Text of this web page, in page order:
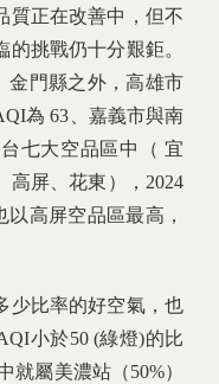
質正在改善中，但不
挑戰仍十分艱鉅。
金門縣之外，高雄市
為 63、嘉義市與南
七大空品區中（ 宜
高屏、花東），2024
高屏空品區最高，
少比率的好空氣，也
小於50 (綠燈)的比
就屬美濃站（50%）